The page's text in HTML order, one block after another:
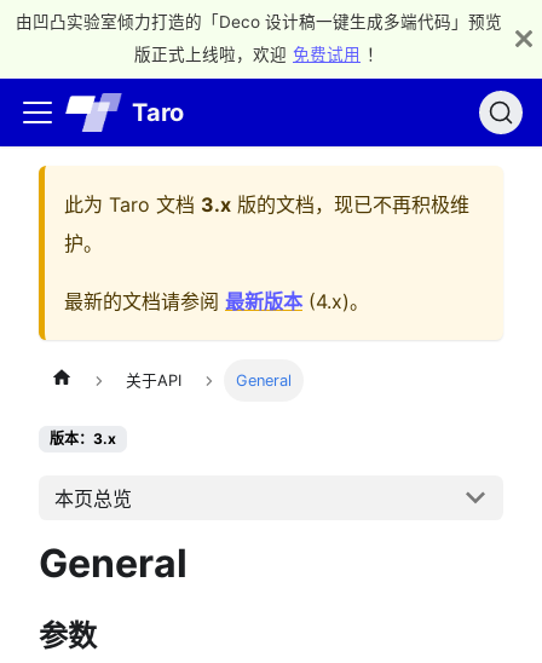
由凹凸实验室倾力打造的「Deco 设计稿一键生成多端代码」预览
版正式上线啦，欢迎 免费试用 ！
Taro
此为 Taro 文档 3.x 版的文档，现已不再积极维
护。
最新的文档请参阅 最新版本 (4.x)。
关于API General
版本：3.x
本页总览
General
参数